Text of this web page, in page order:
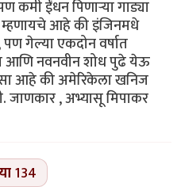
कमी ईंधन पिणाऱ्या गाड्या
म्हणायचे आहे की इंजिनमधे
गेल्या एकदोन वर्षात
आणि नवनवीन शोध पुढे येऊ
आहे की अमेरिकेला खनिज
जाणकार , अभ्यासू मिपाकर
134